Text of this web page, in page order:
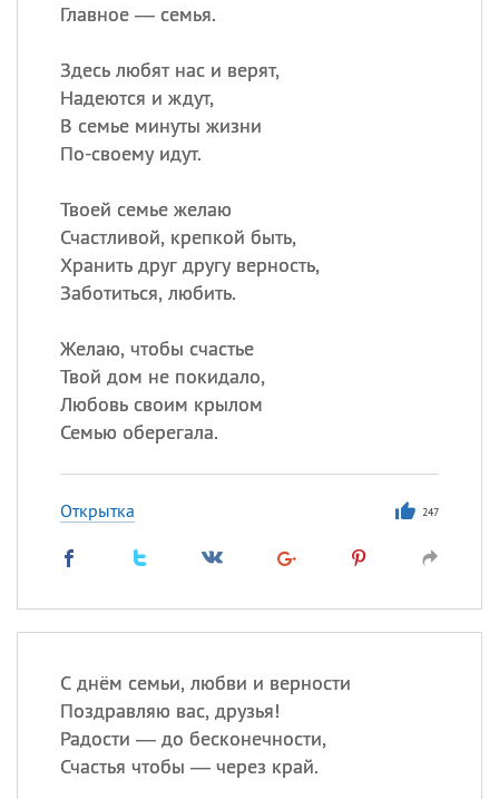
Главное — семья.
Здесь любят нас и верят,
Надеются и ждут,
В семье минуты жизни
По-своему идут.
Твоей семье желаю
Счастливой, крепкой быть,
Хранить друг другу верность,
Заботиться, любить.
Желаю, чтобы счастье
Твой дом не покидало,
Любовь своим крылом
Семью оберегала.
Открытка 247
С днём семьи, любви и верности
Поздравляю вас, друзья!
Радости — до бесконечности,
Счастья чтобы — через край.